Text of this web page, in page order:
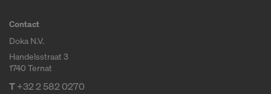
Contact
Doka N.V.
Handelsstraat 3
1740 Ternat
T+32 2 582 0270